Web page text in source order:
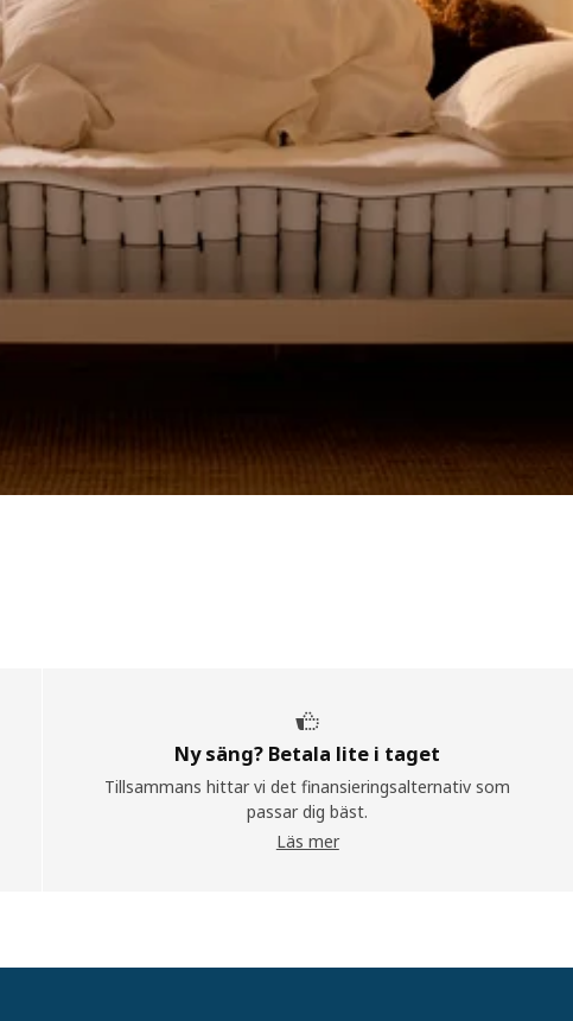
Ny säng? Betala lite i taget
Tillsammans hittar vi det finansieringsalternativ som
passar dig bäst.
Läs mer